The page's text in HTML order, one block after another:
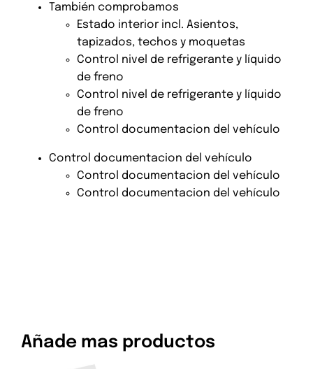
También comprobamos
Estado interior incl. Asientos,
tapizados, techos y moquetas
Control nivel de refrigerante y líquido
de freno
Control nivel de refrigerante y líquido
de freno
Control documentacion del vehículo
Control documentacion del vehículo
Control documentacion del vehículo
Control documentacion del vehículo
Añade mas productos